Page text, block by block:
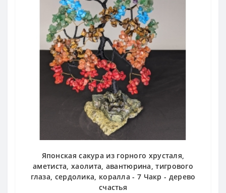
Японская сакура из горного хрусталя,
аметиста, хаолита, авантюрина, тигрового
глаза, сердолика, коралла - 7 Чакр - дерево
счастья